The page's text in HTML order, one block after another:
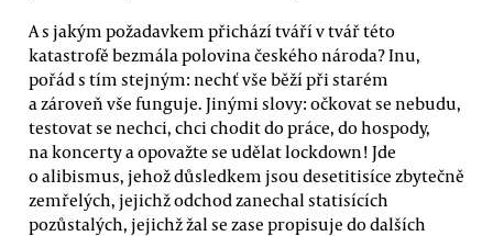
A s jakým požadavkem přichází tváří v tvář této
katastrofě bezmála polovina českého národa? Inu,
pořád s tím stejným: nechť vše běží při starém
a zároveň vše funguje. Jinými slovy: očkovat se nebudu,
testovat se nechci, chci chodit do práce, do hospody,
na koncerty a opovažte se udělat lockdown! Jde
o alibismus, jehož důsledkem jsou desetitisíce zbytečně
zemřelých, jejichž odchod zanechal statisících
pozůstalých, jejichž žal se zase propisuje do dalších